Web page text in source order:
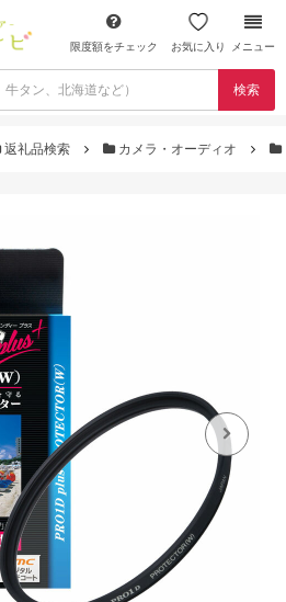
限度額をチェック お気に入り メニュー
検索
返礼品検索 カメラ・オーディオ